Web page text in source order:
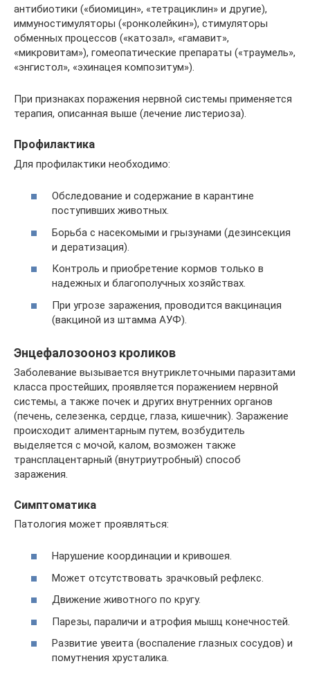
антибиотики («биомицин», «тетрациклин» и другие),
иммуностимуляторы («ронколейкин»), стимуляторы
обменных процессов («катозал», «гамавит»,
«микровитам»), гомеопатические препараты («траумель»,
«энгистол», «эхинацея композитум»).
При признаках поражения нервной системы применяется
терапия, описанная выше (лечение листериоза).
Профилактика
Для профилактики необходимо:
Обследование и содержание в карантине
поступивших животных.
Борьба с насекомыми и грызунами (дезинсекция
и дератизация).
Контроль и приобретение кормов только в
надежных и благополучных хозяйствах.
При угрозе заражения, проводится вакцинация
(вакциной из штамма АУФ).
Энцефалозооноз кроликов
Заболевание вызывается внутриклеточными паразитами
класса простейших, проявляется поражением нервной
системы, а также почек и других внутренних органов
(печень, селезенка, сердце, глаза, кишечник). Заражение
происходит алиментарным путем, возбудитель
выделяется с мочой, калом, возможен также
трансплацентарный (внутриутробный) способ
заражения.
Симптоматика
Патология может проявляться:
Нарушение координации и кривошея.
Может отсутствовать зрачковый рефлекс.
Движение животного по кругу.
Парезы, параличи и атрофия мышц конечностей.
Развитие увеита (воспаление глазных сосудов) и
помутнения хрусталика.